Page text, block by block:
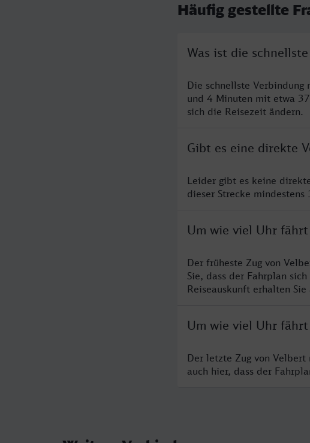
Häufig gestellte
Was ist die
Die schnellste Verbindung
und 4 Minuten mit etwa
sich die Reisezeit ändern.
Gibt es eine direkte
Leider gibt es keine
dieser Strecke mindestens
Um wie viel Uhr
Der früheste Zug von
Sie, dass der Fahrplan
Reiseauskunft erhalten
Um wie viel Uhr
Der letzte Zug von
auch hier, dass der